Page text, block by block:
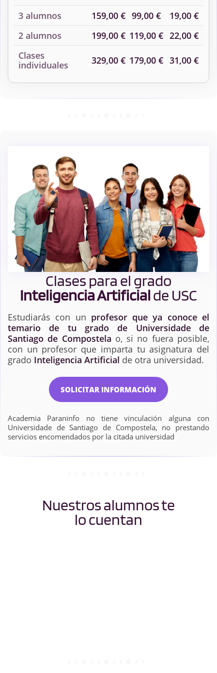
3 alumnos
159,00 € 99,00 €
19,00 €
2 alumnos
199,00 € 119,00 € 22,00 €
Clases
individuales
329,00 € 179,00 € 31,00 €
Clases para el grado
Inteligencia Artificialde USC
Estudiarás con un profesor que ya conoce el
temario de tu grado de Universidade de
Santiago de Compostela o, si no fuera posible,
con un profesor que imparta tu asignatura del
grado Inteligencia Artificial de otra universidad.
SOLICITAR INFORMACIÓN
Academia Paraninfo no tiene vinculación alguna con
Universidade de Santiago de Compostela, no prestando
servicios encomendados por la citada universidad
Nuestros alumnos te
lo cuentan